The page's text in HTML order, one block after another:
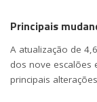
Principais
A atualização de
dos nove escalões
principais